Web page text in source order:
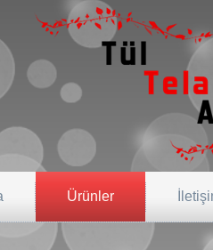
Ürünler